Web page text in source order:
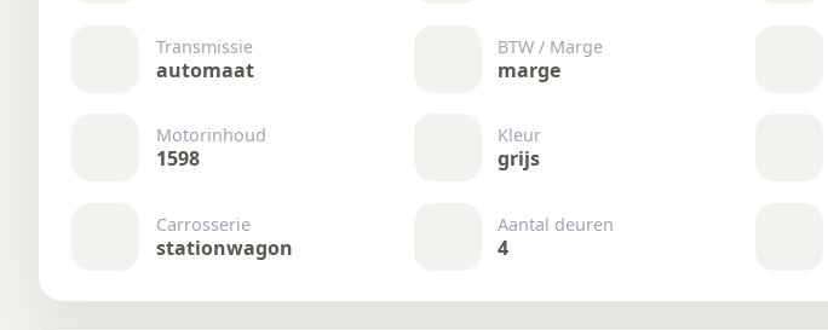
Transmissie
automaat
BTW / Marge
marge
Motorinhoud
1598
Kleur
grijs
Carrosserie
stationwagon
Aantal deuren
4